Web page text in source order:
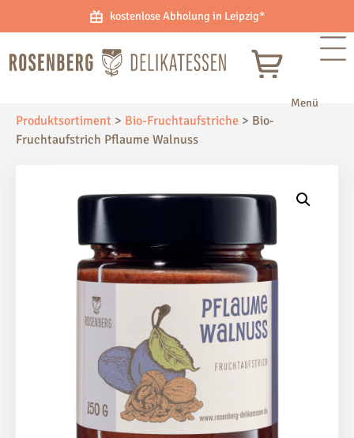
kostenlose Abholung in Leipzig*
Produktsortiment > Bio-Fruchtaufstriche > Bio-
Fruchtaufstrich Pflaume Walnuss